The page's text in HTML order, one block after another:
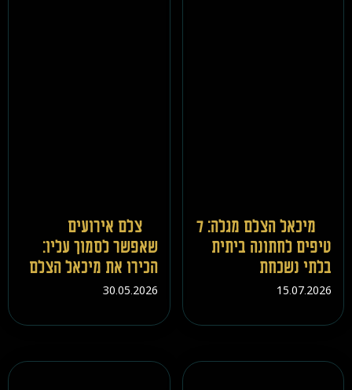
מיכאל הצלם מגלה: 7
טיפים לחתונה ביתית
בלתי נשכחת
15.07.2026
צלם אירועים
שאפשר לסמוך עליו:
הכירו את מיכאל הצלם
30.05.2026